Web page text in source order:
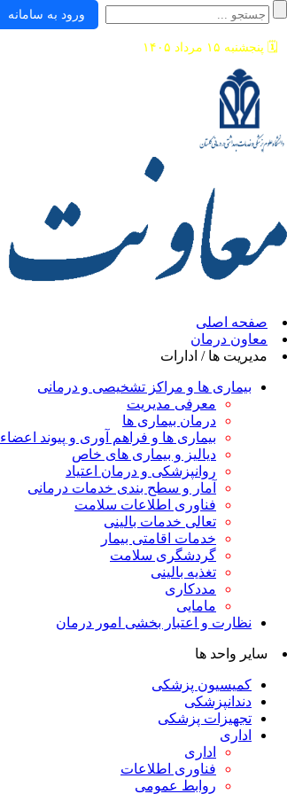
ورود به سامانه
🗓️ پنجشنبه ۱۵ مرداد ۱۴۰۵
صفحه اصلی
معاون درمان
مدیریت ها / ادارات
بیماری ها و مراکز تشخیصی و درمانی
معرفی مدیریت
درمان بیماری ها
بیماری ها و فراهم آوری و پیوند اعضاء
دیالیز و بیماری های خاص
روانپزشکی و درمان اعتیاد
آمار و سطح بندی خدمات درمانی
فناوری اطلاعات سلامت
تعالی خدمات بالینی
خدمات اقامتی بیمار
گردشگری سلامت
تغذیه بالینی
مددکاری
مامایی
نظارت و اعتبار بخشی امور درمان
سایر واحد ها
کمیسیون پزشکی
دندانپزشکی
تجهیزات پزشکی
اداری
اداری
فناوری اطلاعات
روابط عمومی